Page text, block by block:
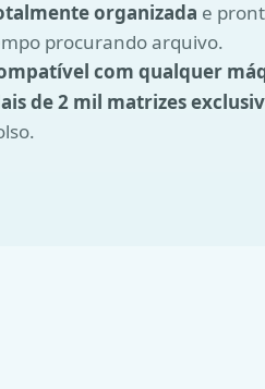
organizada e
procurando arquivo.
com qualquer
de 2 mil matrizes